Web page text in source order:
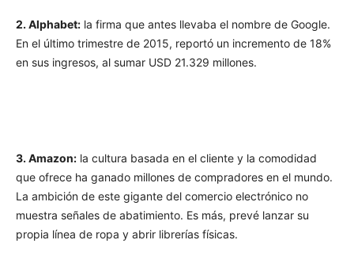
2. Alphabet: la firma que antes llevaba el nombre de Google.
En el último trimestre de 2015, reportó un incremento de 18%
en sus ingresos, al sumar USD 21.329 millones.
3. Amazon: la cultura basada en el cliente y la comodidad
que ofrece ha ganado millones de compradores en el mundo.
La ambición de este gigante del comercio electrónico no
muestra señales de abatimiento. Es más, prevé lanzar su
propia línea de ropa y abrir librerías físicas.